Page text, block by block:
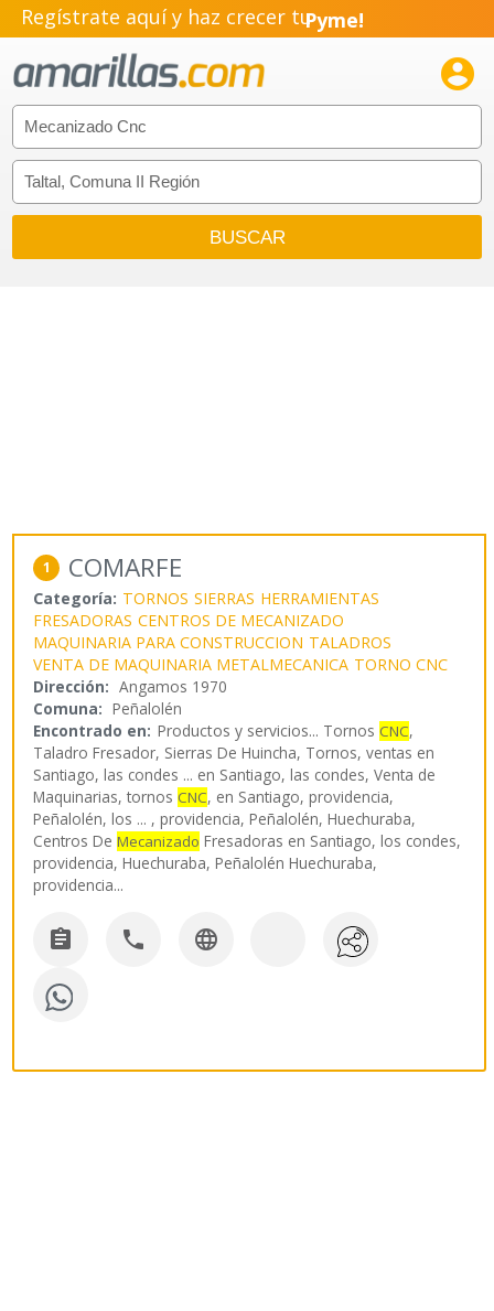
Regístrate aquí y haz crecer tuPyme!
Emprendimiento!

1 COMARFE
Categoría: TORNOS SIERRAS HERRAMIENTAS
FRESADORAS CENTROS DE MECANIZADO
MAQUINARIA PARA CONSTRUCCION TALADROS
VENTA DE MAQUINARIA METALMECANICA TORNO CNC
Dirección: Angamos 1970
Comuna: Peñalolén
Encontrado en: Productos y servicios... Tornos CNC,
Taladro Fresador, Sierras De Huincha, Tornos, ventas en
Santiago, las condes ... en Santiago, las condes, Venta de
Maquinarias, tornos CNC, en Santiago, providencia,
Peñalolén, los ... , providencia, Peñalolén, Huechuraba,
Centros DeMecanizado Fresadoras en Santiago, los condes,
providencia, Huechuraba, Peñalolén Huechuraba,
providencia...
  